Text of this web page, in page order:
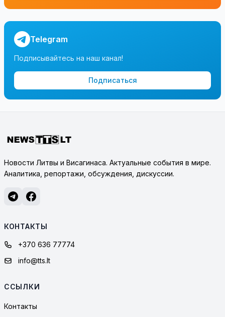
Telegram
Подписывайтесь на наш канал!
Подписаться
Новости Литвы и Висагинаса. Актуальные события в мире.
Аналитика, репортажи, обсуждения, дискуссии.
КОНТАКТЫ
+370 636 77774
info@tts.lt
ССЫЛКИ
Контакты